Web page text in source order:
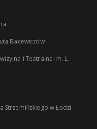
Bacewiczów
i Teatralna im. L.
Strzemińskiego w Łodzi